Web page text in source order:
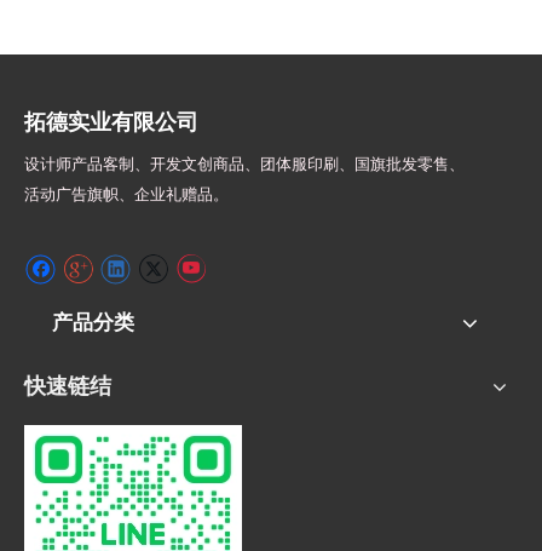
拓德实业有限公司
设计师产品客制、开发文创商品、团体服印刷、
国旗批发零售、
活动广告旗帜、 企业礼赠品。
产品分类
快速链结